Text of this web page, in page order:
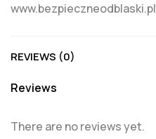
www.bezpieczneodblaski.pl
REVIEWS (0)
Reviews
There are no reviews yet.